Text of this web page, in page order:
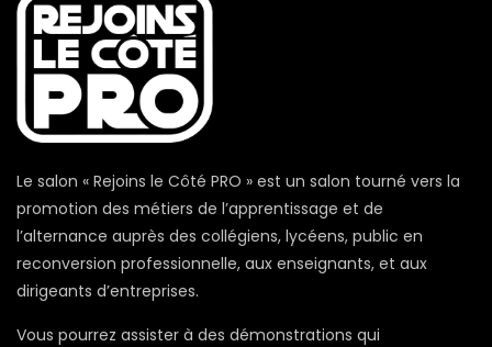
Le salon « Rejoins le Côté PRO » est un salon tourné vers la
promotion des métiers de l’apprentissage et de
l’alternance auprès des collégiens, lycéens, public en
reconversion professionnelle, aux enseignants, et aux
dirigeants d’entreprises.
Vous pourrez assister à des démonstrations qui